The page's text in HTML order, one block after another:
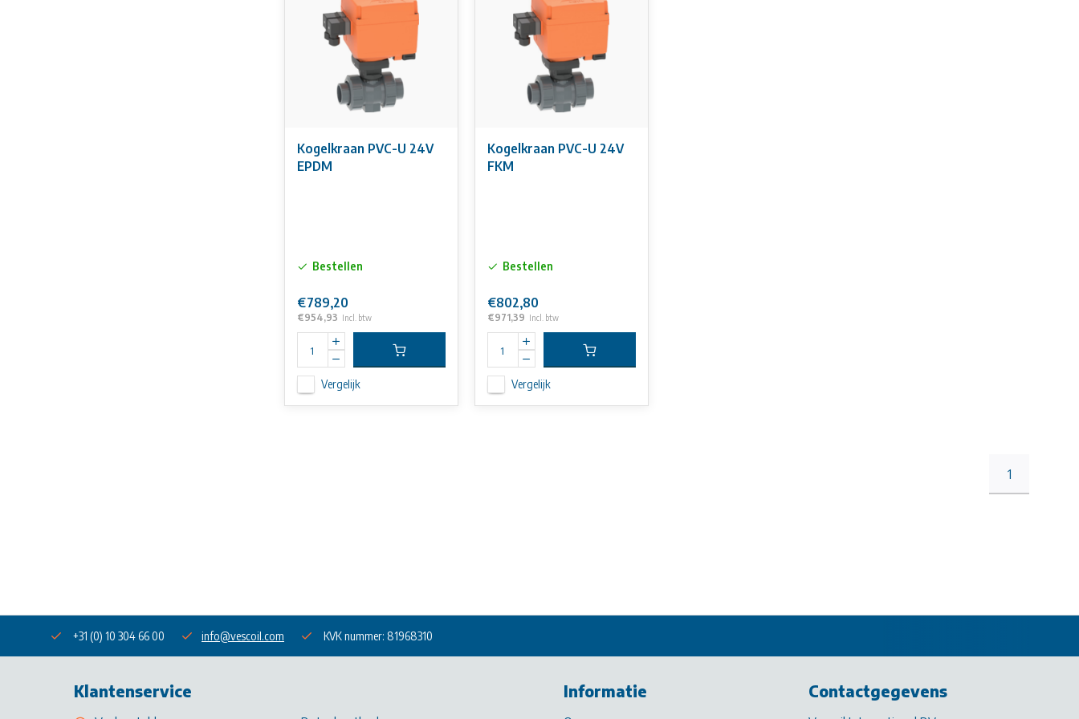
• verwarmingselement, positie-indicatie (open/gesloten)
• geïntegreerde draadbussen (inserts) voor de bevestiging van de afsluiter
optioneel:
• andere afsluiter- en aandrijvingconfiguraties beschikbaar
• optionele toebehoren: terugsteleenheid
Kogelkraan PVC-U 24V
EPDM
Bestellen
€789,20
€954,93 Incl. btw
Vergelijk
Kogelkraan PVC-U 24V
FKM
Bestellen
€802,80
€971,39 Incl. btw
Vergelijk
1
+31 (0) 10 304 66 00 info@vescoil.com KVK nummer: 81968310
Klantenservice Informatie Contactgegevens